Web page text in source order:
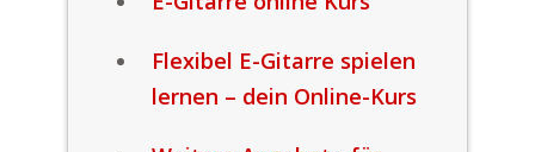
Flexibel E-Gitarre spielen
lernen – dein Online-Kurs